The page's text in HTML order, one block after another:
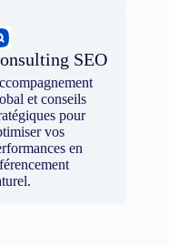
SEO
et conseils
pour
vos
en